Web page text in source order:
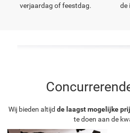
verjaardag of feestdag.
de
Wij bieden altijd de laagst mogelijke
te doen aan de